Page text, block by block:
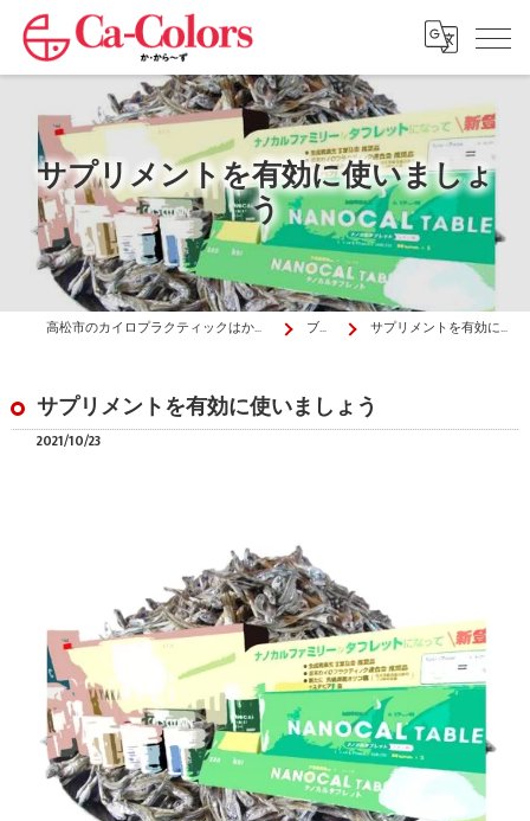
サプリメントを有効に使いましょ
う
高松市のカイロプラクティックはか・から～ず施術院 ブログ サプリメントを有効に使いましょう
サプリメントを有効に使いましょう
2021/10/23